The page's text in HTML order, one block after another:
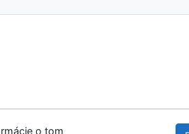
o tom